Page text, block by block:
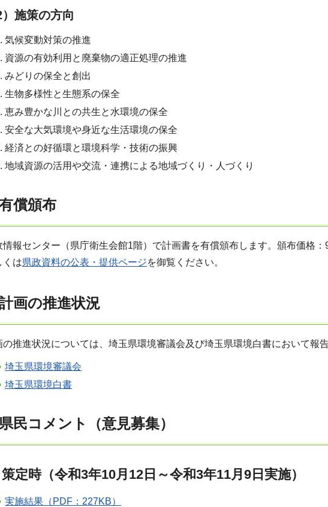
）施策の方向
気候変動対策の推進
資源の有効利用と廃棄物の適正処理の推進
みどりの保全と創出
生物多様性と生態系の保全
恵み豊かな川との共生と水環境の保全
安全な大気環境や身近な生活環境の保全
経済との好循環と環境科学・技術の振興
地域資源の活用や交流・連携による地域づくり・人づくり
償頒布
情報センター（県庁衛生会館1階）で計画書を有償頒布します。頒布価格：
くは県政資料の公表・提供ページを御覧ください。
画の推進状況
の推進状況については、埼玉県環境審議会及び埼玉県環境白書において報
埼玉県環境審議会
埼玉県環境白書
県民コメント（意見募集）
策定時（令和3年10月12日～令和3年11月9日実施）
実施結果（PDF：227KB）